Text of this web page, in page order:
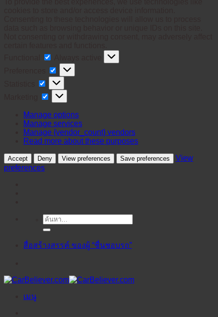
Preferences
Statistics
Marketing
Manage options
Manage services
Manage {vendor_count} vendors
Read more about these purposes
Accept Deny View preferences Save preferences
View
preferences
ค้นหา:
สื่อสร้างสรรค์ ของผู้ “ชื่นชอบรถ”
เมนู